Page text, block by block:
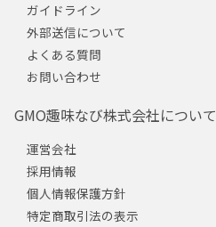
ガイドライン
外部送信について
よくある質問
お問い合わせ
GMO趣味なび株式会社について
運営会社
採用情報
個人情報保護方針
特定商取引法の表示